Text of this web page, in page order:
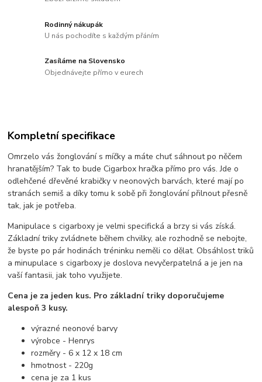
Rodinný nákupák
U nás pochodíte s každým přáním
Zasíláme na Slovensko
Objednávejte přímo v eurech
Kompletní specifikace
Omrzelo vás žonglování s míčky a máte chuť sáhnout po něčem
hranatějším? Tak to bude Cigarbox hračka přímo pro vás. Jde o
odlehčené dřevěné krabičky v neonových barvách, které mají po
stranách semiš a díky tomu k sobě při žonglování přilnout přesně
tak, jak je potřeba.
Manipulace s cigarboxy je velmi specifická a brzy si vás získá.
Základní triky zvládnete během chvilky, ale rozhodně se nebojte,
že byste po pár hodinách tréninku neměli co dělat. Obsáhlost triků
a minupulace s cigarboxy je doslova nevyčerpatelná a je jen na
vaší fantasii, jak toho využijete.
Cena je za jeden kus. Pro základní triky doporučujeme
alespoň 3 kusy.
výrazné neonové barvy
výrobce - Henrys
rozměry - 6 x 12 x 18 cm
hmotnost - 220g
cena je za 1 kus